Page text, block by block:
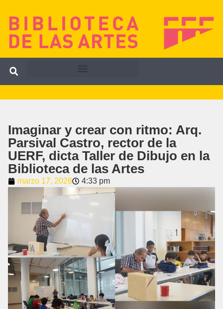
Imaginar y crear con ritmo: Arq.
Parsival Castro, rector de la
UERF, dicta Taller de Dibujo en la
Biblioteca de las Artes
marzo 17, 2026 4:33 pm